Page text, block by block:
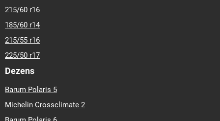
215/60 r16
185/60 r14
215/55 r16
225/50 r17
Dezens
Barum Polaris 5
Michelin Crossclimate 2